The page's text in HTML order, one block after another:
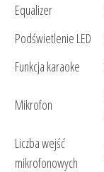
Equalizer
Podświetlenie LED
Funkcja karaoke
Mikrofon
Liczba wejść
mikrofonowych